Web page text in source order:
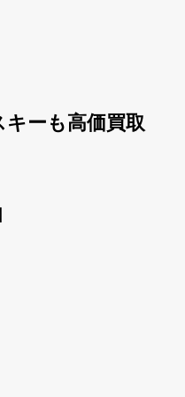
ーも高価買取